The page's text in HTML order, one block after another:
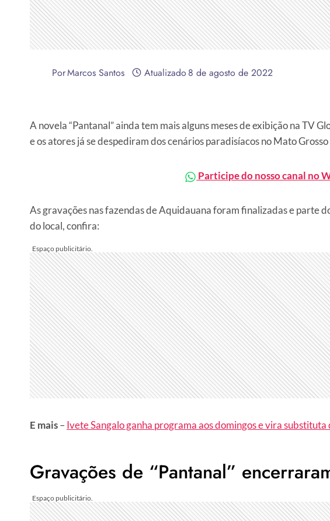
PorMarcos Santos Atualizado8 de agosto de 2022
A novela “Pantanal” ainda tem mais alguns meses de exibição na TV
e os atores já se despediram dos cenários paradisíacos no Mato Grosso
Participe do nosso canal no
As gravações nas fazendas de Aquidauana foram finalizadas e parte
do local, confira:
E mais– Ivete Sangalo ganha programa aos domingos e vira substituta
Gravações de “Pantanal”